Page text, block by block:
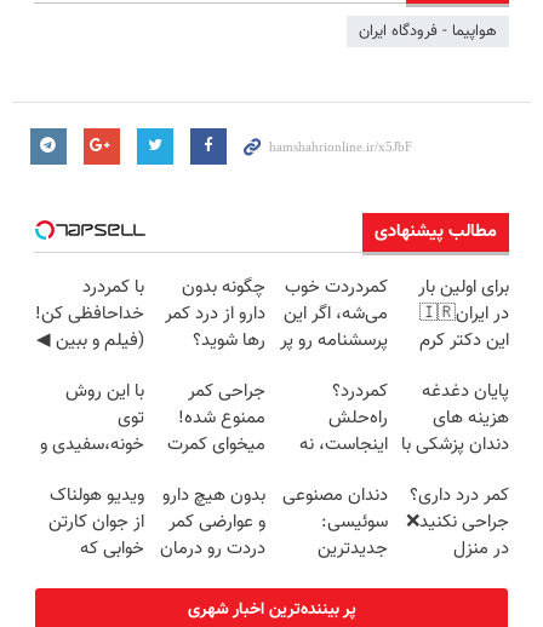
هواپیما - فرودگاه ایران
مطالب پیشنهادی
برای اولین بار
در ایران🇮🇷
این دکتر کرم
روزه ساخت!
کمردردت خوب
می‌شه، اگر این
پرسشنامه رو پر
چگونه بدون
دارو از درد کمر
رها شوید؟
رو پرکن)
با کمردرد
خداحافظی کن!
(فیلم و ببین ◀
پرکن)
پایان دغدغه
هزینه های
دندان پزشکی با
کننده خانگی
کمردرد؟
راه‌حلش
اینجاست، نه
جراحی کمر
ممنوع شده!
میخوای کمرت
درمان کنی؟
((پرسش‌نامه))
با این روش
توی
خونه،سفیدی و
برگردون
(40%off)
کمر درد داری؟
جراحی نکنید❌
در منزل
(◂پرسش‌نامه)
دندان مصنوعی
سوئیسی:
جدیدترین
سبک و مقاوم |
بدون هیچ دارو
و عوارضی کمر
دردت رو درمان
(پرسش‌نامه)
ویدیو هولناک
از جوان کارتن
خوابی که
پر بیننده‌ترین اخبار شهری